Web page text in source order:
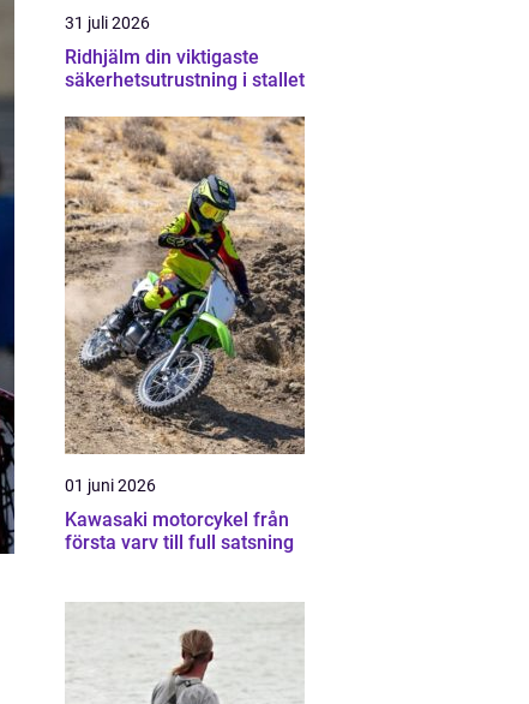
31 juli 2026
Ridhjälm din viktigaste
säkerhetsutrustning i stallet
01 juni 2026
Kawasaki motorcykel från
första varv till full satsning